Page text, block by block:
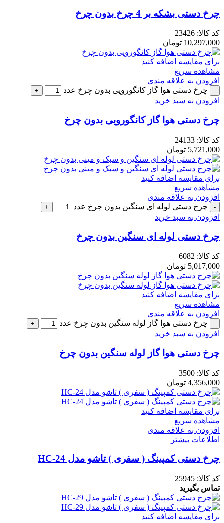
چرخ دستی بشکه بر 4 چرخ بدون چرخ
کد کالا: 23426
10,297,000 تومان
برای مقایسه اضافه کنید
مشاهده سریع
افزودن به علاقه مندی
چرخ دستی هوا گاز کانگورویی بدون چرخ عدد
افزودن به سبد خرید
چرخ دستی هوا گاز کانگورویی بدون چرخ
کد کالا: 24133
5,721,000 تومان
برای مقایسه اضافه کنید
مشاهده سریع
افزودن به علاقه مندی
چرخ دستی لوله ای سنگین بدون چرخ عدد
افزودن به سبد خرید
چرخ دستی لوله ای سنگین بدون چرخ
کد کالا: 6082
5,017,000 تومان
برای مقایسه اضافه کنید
مشاهده سریع
افزودن به علاقه مندی
چرخ دستی هوا گاز لوله سنگین بدون چرخ عدد
افزودن به سبد خرید
چرخ دستی هوا گاز لوله سنگین بدون چرخ
کد کالا: 3500
4,356,000 تومان
برای مقایسه اضافه کنید
مشاهده سریع
افزودن به علاقه مندی
اطلاعات بیشتر
چرخ دستی کمپینگ ( سفری ) تاشو مدل HC-24
کد کالا: 25945
تماس بگیرید
برای مقایسه اضافه کنید